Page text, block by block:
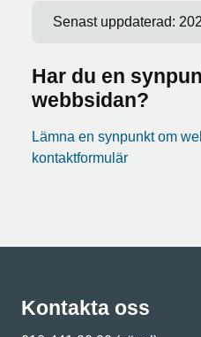
Senast uppdaterad:
Har du en
webbsidan?
Lämna en synpunkt om
kontaktformulär
Kontakta oss